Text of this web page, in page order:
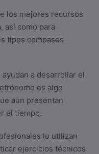
los mejores recursos
así como para
tipos compases
a desarrollar el
es algo
aún presentan
el tiempo.
lo utilizan
ejercicios técnicos